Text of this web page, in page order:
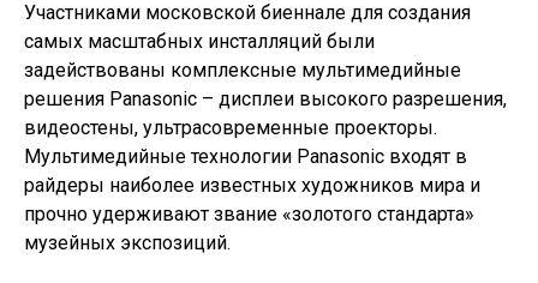
Участниками московской биеннале для создания
самых масштабных инсталляций были
задействованы комплексные мультимедийные
решения Panasonic – дисплеи высокого разрешения,
видеостены, ультрасовременные проекторы.
Мультимедийные технологии Panasonic входят в
райдеры наиболее известных художников мира и
прочно удерживают звание «золотого стандарта»
музейных экспозиций.